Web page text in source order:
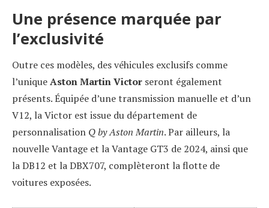
Une présence marquée par
l’exclusivité
Outre ces modèles, des véhicules exclusifs comme
l’uniqueAston Martin Victor seront également
présents. Équipée d’une transmission manuelle et d’un
V12, la Victor est issue du département de
personnalisation Q by Aston Martin. Par ailleurs, la
nouvelle Vantage et la Vantage GT3 de 2024, ainsi que
la DB12 et la DBX707, complèteront la flotte de
voitures exposées.